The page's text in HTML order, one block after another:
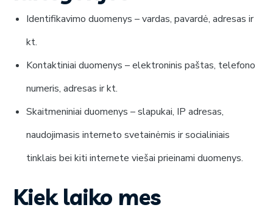
Identifikavimo duomenys – vardas, pavardė, adresas ir
kt.
Kontaktiniai duomenys – elektroninis paštas, telefono
numeris, adresas ir kt.
Skaitmeniniai duomenys – slapukai, IP adresas,
naudojimasis interneto svetainėmis ir socialiniais
tinklais bei kiti internete viešai prieinami duomenys.
Kiek laiko mes